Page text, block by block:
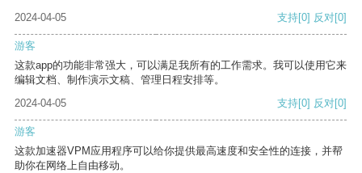
2024-04-05 支持[0] 反对[0]
游客
这款app的功能非常强大，可以满足我所有的工作需求。我可以使用它来
编辑文档、制作演示文稿、管理日程安排等。
2024-04-05
支持[0] 反对[0]
游客
这款加速器VPM应用程序可以给你提供最高速度和安全性的连接，并帮
助你在网络上自由移动。